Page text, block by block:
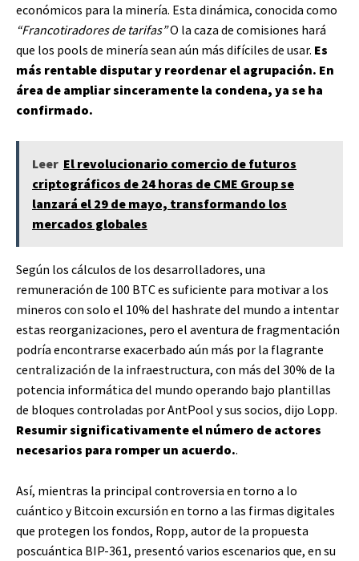
económicos para la minería. Esta dinámica, conocida como
“Francotiradores de tarifas”O la caza de comisiones hará
que los pools de minería sean aún más difíciles de usar. Es
más rentable disputar y reordenar el agrupación. En
área de ampliar sinceramente la condena, ya se ha
confirmado.
Leer El revolucionario comercio de futuros
criptográficos de 24 horas de CME Group se
lanzará el 29 de mayo, transformando los
mercados globales
Según los cálculos de los desarrolladores, una
remuneración de 100 BTC es suficiente para motivar a los
mineros con solo el 10% del hashrate del mundo a intentar
estas reorganizaciones, pero el aventura de fragmentación
podría encontrarse exacerbado aún más por la flagrante
centralización de la infraestructura, con más del 30% de la
potencia informática del mundo operando bajo plantillas
de bloques controladas por AntPool y sus socios, dijo Lopp.
Resumir significativamente el número de actores
necesarios para romper un acuerdo..
Así, mientras la principal controversia en torno a lo
cuántico y Bitcoin excursión en torno a las firmas digitales
que protegen los fondos, Ropp, autor de la propuesta
poscuántica BIP-361, presentó varios escenarios que, en su